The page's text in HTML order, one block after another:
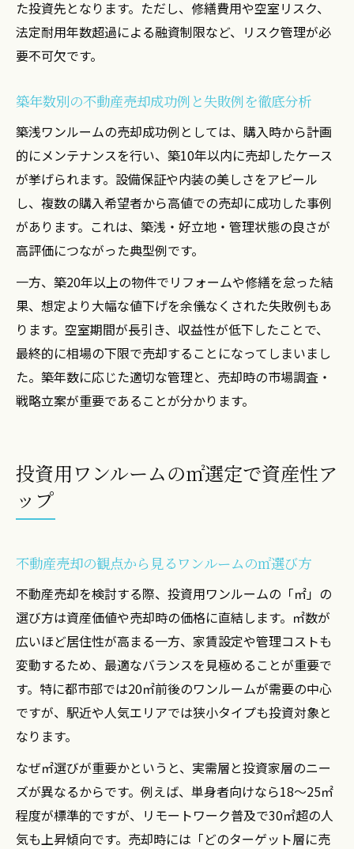
た投資先となります。ただし、修繕費用や空室リスク、
法定耐用年数超過による融資制限など、リスク管理が必
要不可欠です。
築年数別の不動産売却成功例と失敗例を徹底分析
築浅ワンルームの売却成功例としては、購入時から計画
的にメンテナンスを行い、築10年以内に売却したケース
が挙げられます。設備保証や内装の美しさをアピール
し、複数の購入希望者から高値での売却に成功した事例
があります。これは、築浅・好立地・管理状態の良さが
高評価につながった典型例です。
一方、築20年以上の物件でリフォームや修繕を怠った結
果、想定より大幅な値下げを余儀なくされた失敗例もあ
ります。空室期間が長引き、収益性が低下したことで、
最終的に相場の下限で売却することになってしまいまし
た。築年数に応じた適切な管理と、売却時の市場調査・
戦略立案が重要であることが分かります。
投資用ワンルームの㎡選定で資産性ア
ップ
不動産売却の観点から見るワンルームの㎡選び方
不動産売却を検討する際、投資用ワンルームの「㎡」の
選び方は資産価値や売却時の価格に直結します。㎡数が
広いほど居住性が高まる一方、家賃設定や管理コストも
変動するため、最適なバランスを見極めることが重要で
す。特に都市部では20㎡前後のワンルームが需要の中心
ですが、駅近や人気エリアでは狭小タイプも投資対象と
なります。
なぜ㎡選びが重要かというと、実需層と投資家層のニー
ズが異なるからです。例えば、単身者向けなら18〜25㎡
程度が標準的ですが、リモートワーク普及で30㎡超の人
気も上昇傾向です。売却時には「どのターゲット層に売